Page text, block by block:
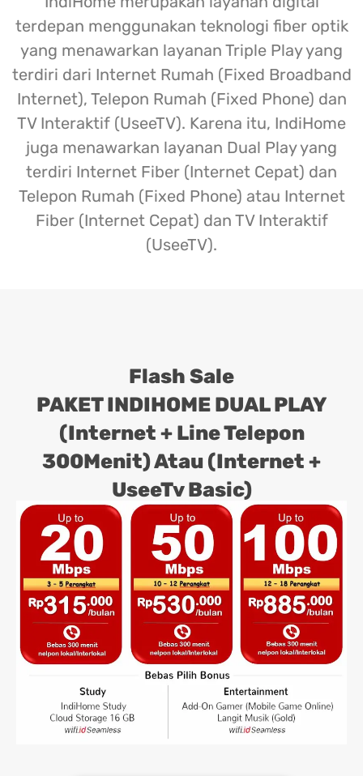
terdepan menggunakan teknologi fiber optik
yang menawarkan layanan Triple Play yang
terdiri dari Internet Rumah (Fixed Broadband
Internet), Telepon Rumah (Fixed Phone) dan
TV Interaktif (UseeTV). Karena itu, IndiHome
juga menawarkan layanan Dual Play yang
terdiri Internet Fiber (Internet Cepat) dan
Telepon Rumah (Fixed Phone) atau Internet
Fiber (Internet Cepat) dan TV Interaktif
(UseeTV).
Flash Sale
PAKET INDIHOME DUAL PLAY
(Internet + Line Telepon
300Menit) Atau (Internet +
UseeTv Basic)